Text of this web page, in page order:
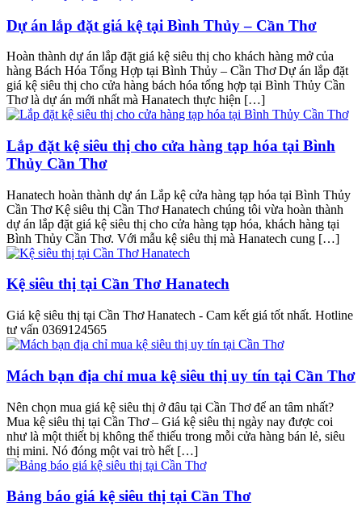
Dự án lắp đặt giá kệ tại Bình Thủy – Cần Thơ
Hoàn thành dự án lắp đặt giá kệ siêu thị cho khách hàng mở của
hàng Bách Hóa Tổng Hợp tại Bình Thủy – Cần Thơ Dự án lắp đặt
giá kệ siêu thị cho cửa hàng bách hóa tổng hợp tại Bình Thủy Cần
Thơ là dự án mới nhất mà Hanatech thực hiện […]
Lắp đặt kệ siêu thị cho cửa hàng tạp hóa tại Bình
Thủy Cần Thơ
Hanatech hoàn thành dự án Lắp kệ cửa hàng tạp hóa tại Bình Thủy
Cần Thơ Kệ siêu thị Cần Thơ Hanatech chúng tôi vừa hoàn thành
dự án lắp đặt giá kệ siêu thị cho cửa hàng tạp hóa, khách hàng tại
Bình Thủy Cần Thơ. Với mẫu kệ siêu thị mà Hanatech cung […]
Kệ siêu thị tại Cần Thơ Hanatech
Giá kệ siêu thị tại Cần Thơ Hanatech - Cam kết giá tốt nhất. Hotline
tư vấn 0369124565
Mách bạn địa chỉ mua kệ siêu thị uy tín tại Cần Thơ
Nên chọn mua giá kệ siêu thị ở đâu tại Cần Thơ để an tâm nhất?
Mua kệ siêu thị tại Cần Thơ – Giá kệ siêu thị ngày nay được coi
như là một thiết bị không thể thiếu trong mỗi cửa hàng bán lẻ, siêu
thị mini. Nó đóng một vai trò hết […]
Bảng báo giá kệ siêu thị tại Cần Thơ